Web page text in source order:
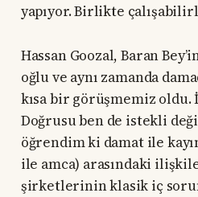
yapıyor. Birlikte
Hassan Goozal, Baran
oğlu ve aynı zamanda
kısa bir görüşmemiz oldu.
Doğrusu ben de istekli
öğrendim ki damat ile
ile amca) arasındaki
şirketlerinin klasik iç